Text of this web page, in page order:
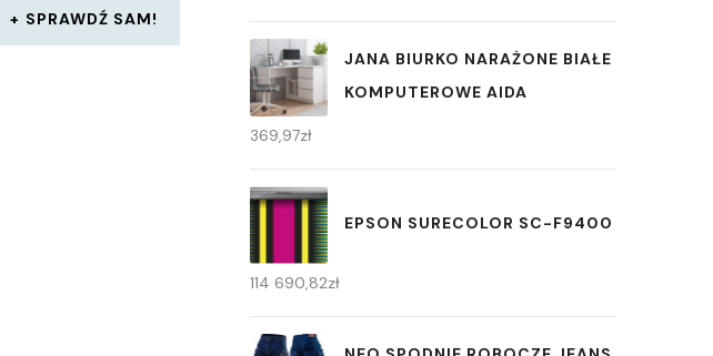
SPRAWDŹ SAM!
JANA BIURKO NARAŻONE BIAŁE
KOMPUTEROWE AIDA
369,97zł
EPSON SURECOLOR SC-F9400
114 690,82zł